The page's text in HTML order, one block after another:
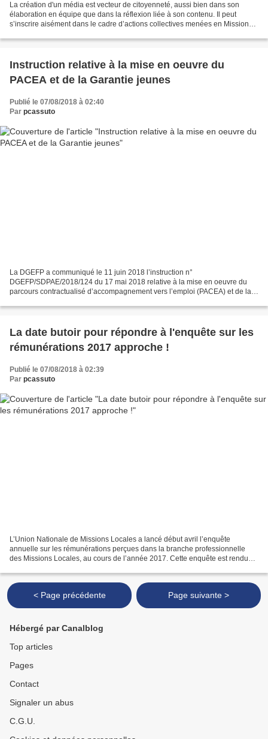
La création d'un média est vecteur de citoyenneté, aussi bien dans son
élaboration en équipe que dans la réflexion liée à son contenu. Il peut
s’inscrire aisément dans le cadre d’actions collectives menées en Mission
Instruction relative à la mise en oeuvre du
PACEA et de la Garantie jeunes
Publié le 07/08/2018 à 02:40
Par pcassuto
La DGEFP a communiqué le 11 juin 2018 l’instruction n°
DGEFP/SDPAE/2018/124 du 17 mai 2018 relative à la mise en oeuvre du
parcours contractualisé d’accompagnement vers l’emploi (PACEA) et de la
La date butoir pour répondre à l'enquête sur les
rémunérations 2017 approche !
Publié le 07/08/2018 à 02:39
Par pcassuto
L’Union Nationale de Missions Locales a lancé début avril l’enquête
annuelle sur les rémunérations perçues dans la branche professionnelle
des Missions Locales, au cours de l’année 2017. Cette enquête est rendue
< Page précédente Page suivante >
Hébergé par Canalblog
Top articles
Pages
Contact
Signaler un abus
C.G.U.